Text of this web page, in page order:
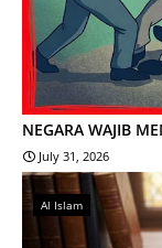
NEGARA WAJIB
July 31, 2026
Al Islam